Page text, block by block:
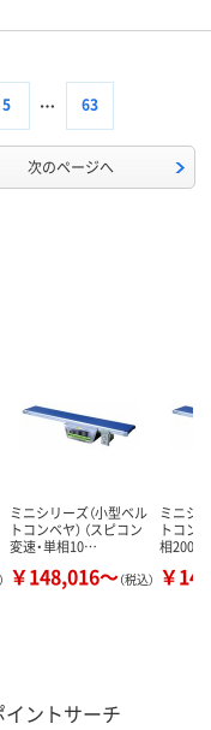
5 63
次のページへ
ミニシリーズ（小型ベル
トコンベヤ） （スピコン
変速・単相10…
￥148,016～（税込）
ミニシ
トコンベ
相200V
￥
イントサーチ